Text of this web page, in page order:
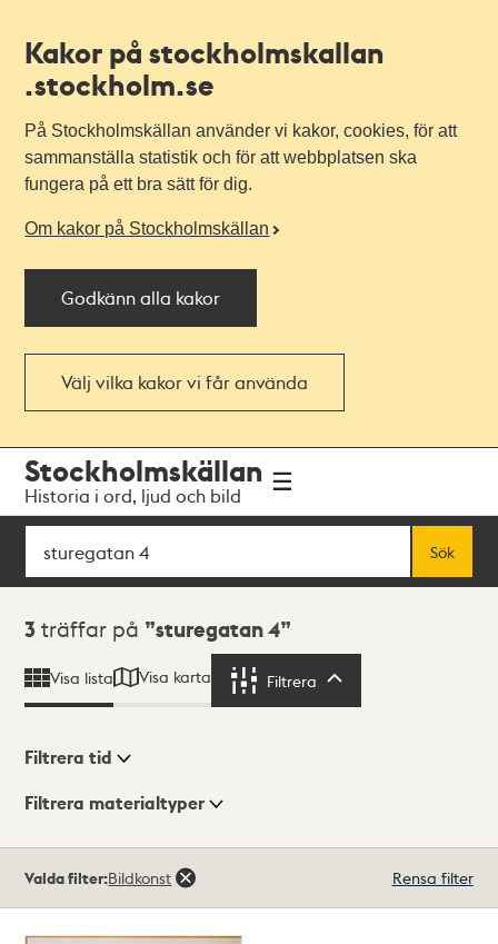
Kakor på stockholmskallan
.stockholm.se
På Stockholmskällan använder vi kakor, cookies, för att
sammanställa statistik och för att webbplatsen ska
fungera på ett bra sätt för dig.
Om kakor på Stockholmskällan
Godkänn alla kakor
Välj vilka kakor vi får använda
navigationen
huvudinnehållet
Stockholmskällan
Historia i ord, ljud och bild
Sök
Sök
Sökresultat
3 träffar på sturegatan 4
Visa lista Visa karta Filtrera
Visningsläge
Filtrera tid
Filtrera materialtyper
träffar
Valda filter:Bildkonst Rensa filter